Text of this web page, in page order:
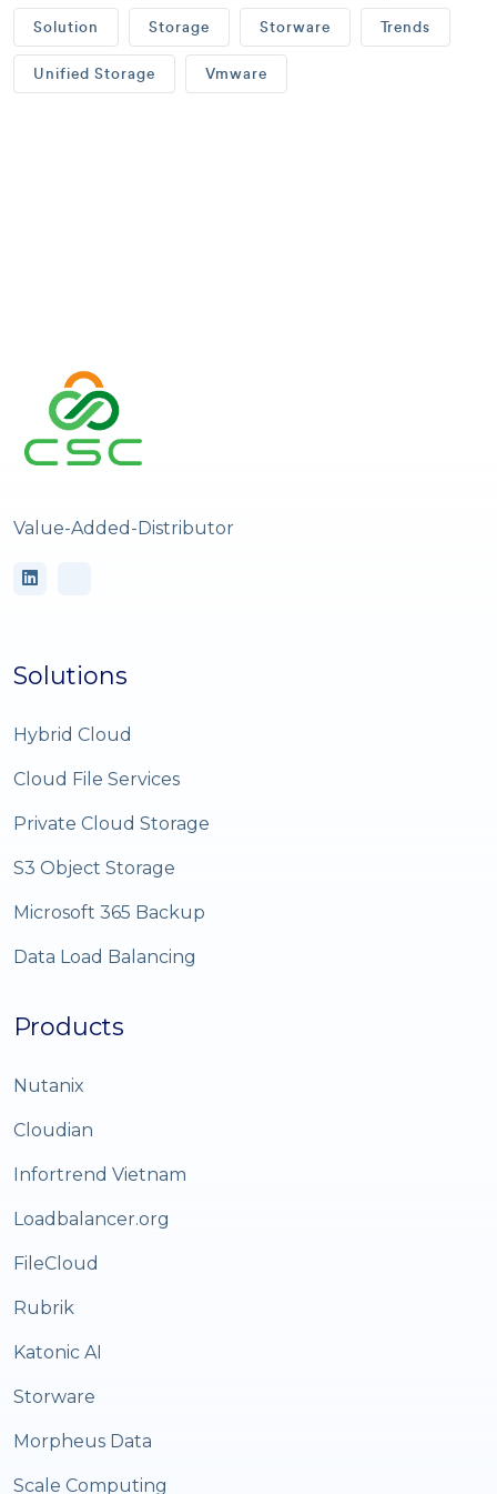
Solution Storage Storware Trends
Unified Storage Vmware
Value-Added-Distributor
Solutions
Hybrid Cloud
Cloud File Services
Private Cloud Storage
S3 Object Storage
Microsoft 365 Backup
Data Load Balancing
Products
Nutanix
Cloudian
Infortrend Vietnam
Loadbalancer.org
FileCloud
Rubrik
Katonic AI
Storware
Morpheus Data
Scale Computing